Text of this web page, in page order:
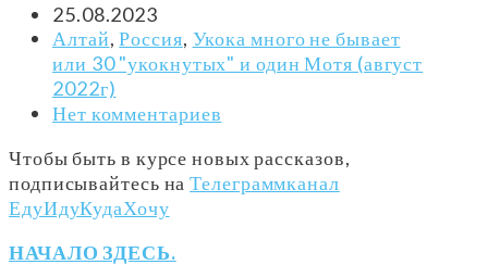
25.08.2023
Алтай,Россия, Укока много не бывает
или 30 "укокнутых" и один Мотя (август
2022г)
Нет комментариев
Чтобы быть в курсе новых рассказов,
подписывайтесь наТелеграммканал
ЕдуИдуКудаХочу
НАЧАЛО ЗДЕСЬ.